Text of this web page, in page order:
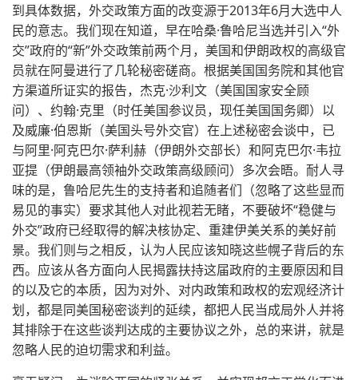
到具体数据，外交政策方面的改变源于2013年6月大选中人
民的意志。我们现在知道，早在哈桑·鲁哈尼当选并引入“外
交”政府的“新”外交政策前两个月，美国和伊朗政权的高级官
员就在阿曼进行了几轮秘密磋商。根据美国国务院和其他官
方渠道所证实的报告，杰克·沙利文（美国国家安全顾
问）、约翰·克里（时任美国参议员，现任美国国务卿）以
及威廉·伯恩斯（美国头号外交官）在上述秘密会谈中，已
与阿里·阿克巴尔·萨利赫（伊朗外交部长）和阿克巴尔·韦拉
亚提（伊朗最高领袖外交政策高级顾问）多次会晤。耐人寻
味的是，鲁哈尼先生的支持者和追随者们（忽略了这些显而
易见的事实）要求其他人对此视若无睹，不要破坏“稳健与
外交”政府已经取得的解决核协定、重建伊美关系的美好前
景。我们则与之相反，认为人民应该知晓这些幌子背后的东
西。应该从各方面向人民揭露扶持这届政府的主要原因和目
的以及它的本质，因为对外、对内政策和政权的宏观经济计
划，都是同美国秘密谈判的延续，都把人民当成局外人并将
其排除于在这些谈判达成的主要协议之外，总的来讲，就是
忽略人民的迫切需求和利益。